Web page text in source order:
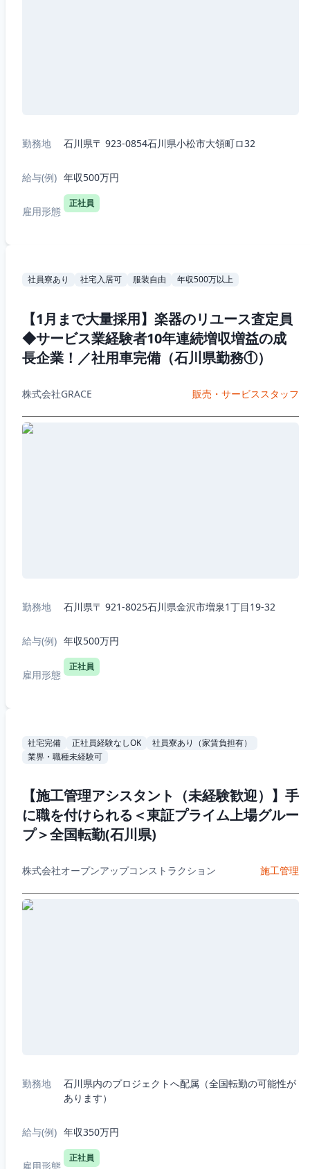
勤務地 石川県〒 923-0854石川県小松市大領町ロ32
給与(例) 年収500万円
雇用形態
正社員
社員寮あり 社宅入居可 服装自由 年収500万以上
【1月まで大量採用】楽器のリユース査定員
◆サービス業経験者10年連続増収増益の成
長企業！／社用車完備（石川県勤務①）
株式会社GRACE 販売・サービススタッフ
勤務地 石川県〒 921-8025石川県金沢市増泉1丁目19-32
給与(例) 年収500万円
雇用形態
正社員
社宅完備 正社員経験なしOK
社員寮あり（家賃負担有）
業界・職種未経験可
【施工管理アシスタント（未経験歓迎）】手
に職を付けられる＜東証プライム上場グルー
プ＞全国転勤(石川県)
株式会社オープンアップコンストラクション 施工管理
勤務地
石川県内のプロジェクトへ配属（全国転勤の可能性が
あります）
給与(例) 年収350万円
雇用形態
正社員